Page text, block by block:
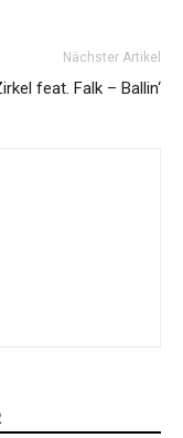
Nächster Artikel
feat. Falk – Ballin‘